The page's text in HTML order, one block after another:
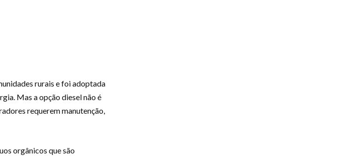
rurais e foi adoptada
Mas a opção diesel não é
requerem manutenção,
orgânicos que são